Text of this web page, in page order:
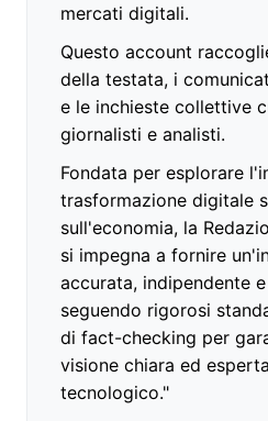
mercati digitali.
Questo account
della testata, i
e le inchieste collettive
giornalisti e analisti.
Fondata per esplorare
trasformazione digitale
sull'economia, la
si impegna a fornire
accurata, indipendente
seguendo rigorosi
di fact-checking per
visione chiara ed
tecnologico."